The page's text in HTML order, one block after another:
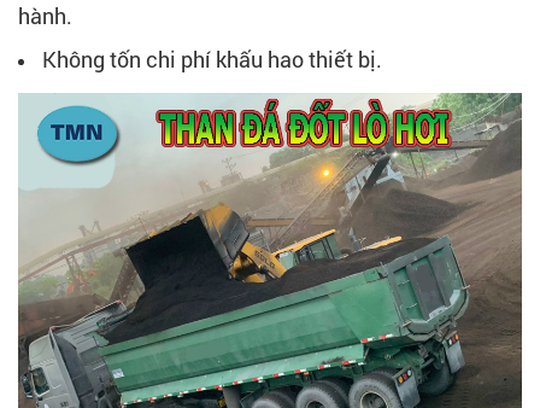
hành.
Không tốn chi phí khấu hao thiết bị.